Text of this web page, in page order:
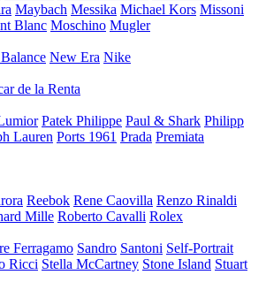
Maybach Messika Michael Kors Missoni
Blanc Moschino Mugler
New Era Nike
de la Renta
Patek Philippe Paul & Shark Philipp
Lauren Ports 1961 Prada Premiata
Reebok Rene Caovilla Renzo Rinaldi
Mille Roberto Cavalli Rolex
Ferragamo Sandro Santoni Self-Portrait
Ricci Stella McCartney Stone Island Stuart